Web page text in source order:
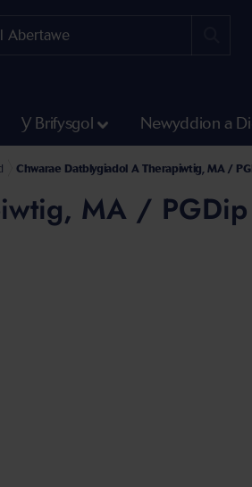
Y Brifysgol Newyddion a
Chwarae Datblygiadol A Therapiwtig, MA /
MA /